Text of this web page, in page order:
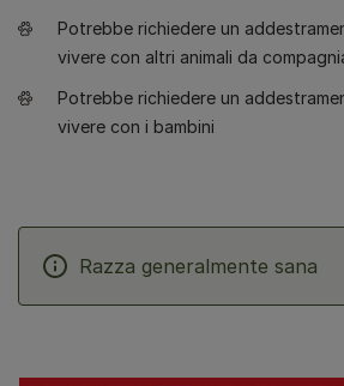
Potrebbe richiedere un
vivere con altri animali da
Potrebbe richiedere un
vivere con i bambini
Razza generalmente sana